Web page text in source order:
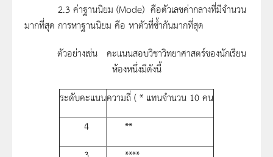
2.3 ค่าฐานนิยม (Mode) คือตัวเลขค่ากลางที่มีจำนวน
มากที่สุด การหาฐานนิยม คือ หาตัวที่ซ้ำกันมากที่สุด
ตัวอย่างเช่น คะแนนสอบวิชาวิทยาศาสตร์ของนักเรียน
ห้องหนึ่งมีดังนี้
ระดับคะแนนความถี่ ( * แทนจำนวน 10 คน
4
**